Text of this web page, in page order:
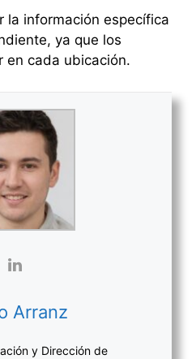
la información específica
ya que los
en cada ubicación.
Arranz
y Dirección de